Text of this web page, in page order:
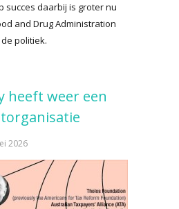
succes daarbij is groter nu
and Drug Administration
politiek.
heeft weer een
2026